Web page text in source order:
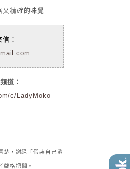
精確的味覺
：
頻道：
c/LadyMoko
楚，謝絕「假裝自己消
嚴格把關。